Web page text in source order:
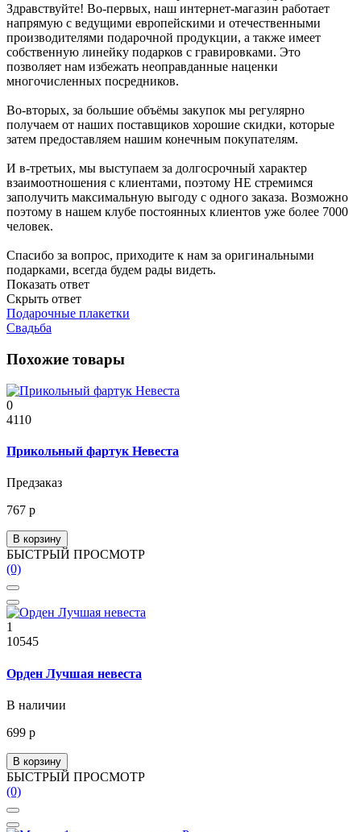
Здравствуйте! Во-первых, наш интернет-магазин работает
напрямую с ведущими европейскими и отечественными
производителями подарочной продукции, а также имеет
собственную линейку подарков с гравировками. Это
позволяет нам избежать неоправданные наценки
многочисленных посредников.
Во-вторых, за большие объёмы закупок мы регулярно
получаем от наших поставщиков хорошие скидки, которые
затем предоставляем нашим конечным покупателям.
И в-третьих, мы выступаем за долгосрочный характер
взаимоотношения с клиентами, поэтому НЕ стремимся
заполучить максимальную выгоду с одного заказа. Возможно
поэтому в нашем клубе постоянных клиентов уже более 7000
человек.
Спасибо за вопрос, приходите к нам за оригинальными
подарками, всегда будем рады видеть.
Показать ответ
Скрыть ответ
Подарочные плакетки
Свадьба
Похожие товары
0
4110
Прикольный фартук Невеста
Предзаказ
767 р
В корзину
БЫСТРЫЙ ПРОСМОТР
(0)
1
10545
Орден Лучшая невеста
В наличии
699 р
В корзину
БЫСТРЫЙ ПРОСМОТР
(0)